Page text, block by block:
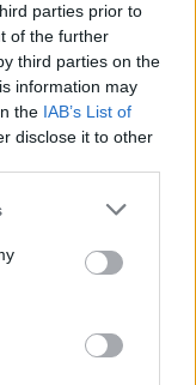
parties prior to
of the further
third parties on the
information may
the IAB’s List of
disclose it to other